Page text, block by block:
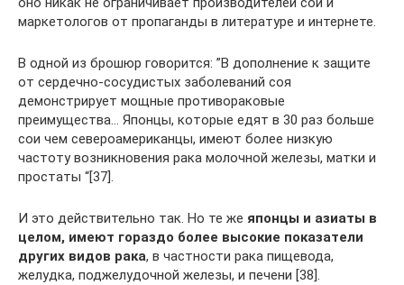
маркетологов от пропаганды в литературе и интернете.
В одной из брошюр говорится: ”В дополнение к защите
от сердечно-сосудистых заболеваний соя
демонстрирует мощные противораковые
преимущества… Японцы, которые едят в 30 раз больше
сои чем североамериканцы, имеют более низкую
частоту возникновения рака молочной железы, матки и
простаты “[37].
И это действительно так. Но те же японцы и азиаты в
целом, имеют гораздо более высокие показатели
других видов рака, в частности рака пищевода,
желудка, поджелудочной железы, и печени [38].